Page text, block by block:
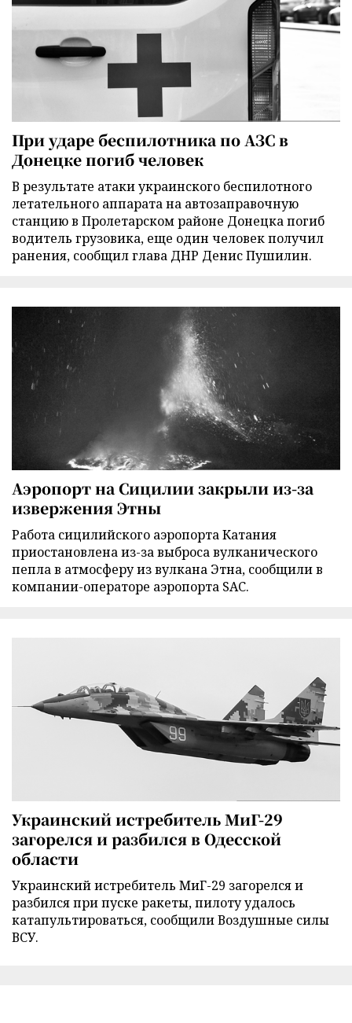
При ударе беспилотника по АЗС в
Донецке погиб человек
В результате атаки украинского беспилотного
летательного аппарата на автозаправочную
станцию в Пролетарском районе Донецка погиб
водитель грузовика, еще один человек получил
ранения, сообщил глава ДНР Денис Пушилин.
Аэропорт на Сицилии закрыли из-за
извержения Этны
Работа сицилийского аэропорта Катания
приостановлена из-за выброса вулканического
пепла в атмосферу из вулкана Этна, сообщили в
компании-операторе аэропорта SAC.
Украинский истребитель МиГ-29
загорелся и разбился в Одесской
области
Украинский истребитель МиГ-29 загорелся и
разбился при пуске ракеты, пилоту удалось
катапультироваться, сообщили Воздушные силы
ВСУ.